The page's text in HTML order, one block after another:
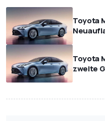
Toyota
Toyota
zweite